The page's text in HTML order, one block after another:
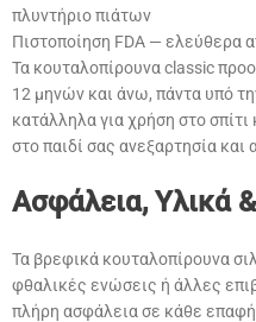
πλυντήριο πιάτων
Πιστοποίηση FDA — ελεύθερα
Τα κουταλοπίρουνα classic
12 μηνών και άνω, πάντα υπό
κατάλληλα για χρήση στο
στο παιδί σας ανεξαρτησία και
Ασφάλεια, Υλικά
Τα βρεφικά κουταλοπίρουνα
φθαλικές ενώσεις ή άλλες
πλήρη ασφάλεια σε κάθε